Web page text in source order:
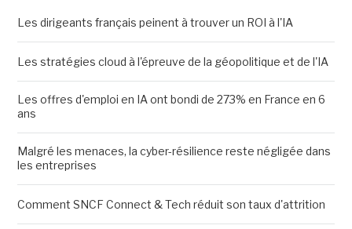
Les dirigeants français peinent à trouver un ROI à l'IA
Les stratégies cloud à l'épreuve de la géopolitique et de l'IA
Les offres d'emploi en IA ont bondi de 273% en France en 6
ans
Malgré les menaces, la cyber-résilience reste négligée dans
les entreprises
Comment SNCF Connect & Tech réduit son taux d'attrition